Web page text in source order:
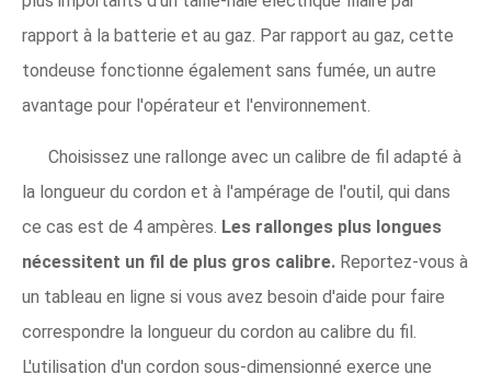
rapport à la batterie et au gaz. Par rapport au gaz, cette
tondeuse fonctionne également sans fumée, un autre
avantage pour l'opérateur et l'environnement.
Choisissez une rallonge avec un calibre de fil adapté à
la longueur du cordon et à l'ampérage de l'outil, qui dans
ce cas est de 4 ampères. Les rallonges plus longues
nécessitent un fil de plus gros calibre. Reportez-vous à
un tableau en ligne si vous avez besoin d'aide pour faire
correspondre la longueur du cordon au calibre du fil.
L'utilisation d'un cordon sous-dimensionné exerce une